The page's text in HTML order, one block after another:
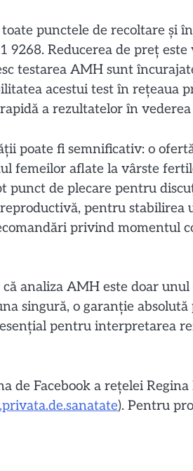
punctele de recoltare și
9268. Reducerea de preț
testarea AMH sunt
acestui test în rețeaua
a rezultatelor în
poate fi semnificativ: o
femeilor aflate la vârste
punct de plecare pentru
pentru
privind momentul
analiza AMH este doar
singură, o garanție
pentru interpretarea
de Facebook a rețelei
). Pentru